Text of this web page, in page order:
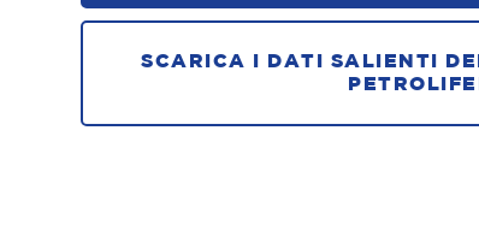
SCARICA I DATI SALIENTI